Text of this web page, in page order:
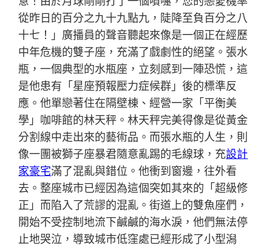
從昨日的百分之九十九點九，陡降至負百分之八
十七！」廣播員的聲音聽起來像是一個正在經歷
中年危機的雙子座，充滿了戲劇性的絕望。張水
瓶，一個典型的水瓶座，立刻感到一陣恐慌，這
是他患有「星座預報壓力症候群」後的標準反
應。他單戀著住在隔壁棟、經營一家「平衡美
學」咖啡館的林天秤。林天秤完美得像是從黃金
分割線中走出來的藝術品。而張水瓶的人生，則
像一團被獅子座暴君隨意亂踢的毛線球，充設計
家豪宅滿了混亂與錯位。他衝到窗邊，往外看
去。整座城市已經因為這個突如其來的「超級修
正」而陷入了荒謬的混亂。街道上的雙魚座們，
開始不受控制地流下鹹鹹的海水淚，他們無法停
止地哭泣，導致城市低窪處已經形成了小型潟